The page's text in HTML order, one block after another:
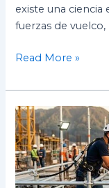
existe una ciencia
fuerzas de vuelco,
Read More »
Curso
de
Andamiero
o
Armador